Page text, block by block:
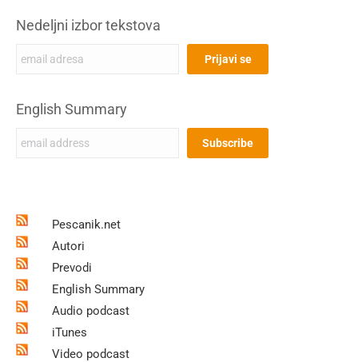
Nedeljni izbor tekstova
English Summary
Pescanik.net
Autori
Prevodi
English Summary
Audio podcast
iTunes
Video podcast